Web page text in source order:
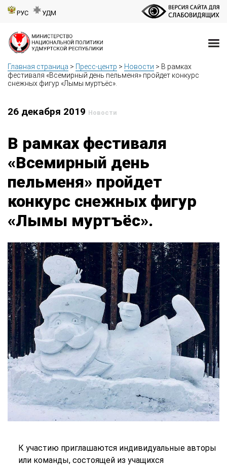
РУС УДМ
Главная страница > Пресс-центр > Новости > В рамках
фестиваля «Всемирный день пельменя» пройдет конкурс
снежных фигур «Лымы муртъёс».
26 декабря 2019 Новости
В рамках фестиваля
«Всемирный день
пельменя» пройдет
конкурс снежных фигур
«Лымы муртъёс».
К участию приглашаются индивидуальные авторы
или команды, состоящей из учащихся